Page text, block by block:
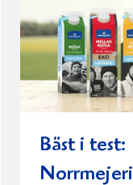
Bäst i test: